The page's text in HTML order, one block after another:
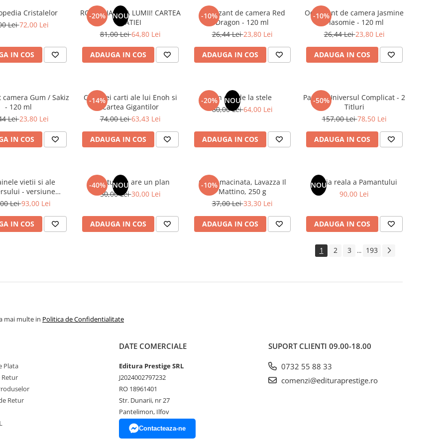
Cristalelor
Lei72,00 Lei
IN COS
-20% NOU
ROMANIA, AXA LUMII! CARTEA
NATIEI
81,00 Lei64,80 Lei
ADAUGA IN COS
-10%
Odorizant de camera Red
Dragon - 120 ml
26,44 Lei23,80 Lei
ADAUGA IN COS
-10%
Odorizant de camera Jasmine
/ Iasomie - 120 ml
26,44 Lei23,80 Lei
ADAUGA IN COS
Gum / Sakiz
- 120 ml
Lei23,80 Lei
IN COS
-14%
Cele trei carti ale lui Enoh si
Cartea Gigantilor
74,00 Lei63,43 Lei
ADAUGA IN COS
-20% NOU
Un dar de la stele
80,00 Lei64,00 Lei
ADAUGA IN COS
-50%
Pachet Universul Complicat - 2
Titluri
157,00 Lei78,50 Lei
ADAUGA IN COS
vietii si ale
- versiune
1939. Volumele I-
Lei93,00 Lei
IN COS
-40% NOU
Sufletul tau are un plan
50,00 Lei30,00 Lei
ADAUGA IN COS
-10%
Cafea macinata, Lavazza Il
Mattino, 250 g
37,00 Lei33,30 Lei
ADAUGA IN COS
NOU
Istoria reala a Pamantului
90,00 Lei
ADAUGA IN COS
1 2 3 ... 193
mai multe in Politica de Confidentialitate
Plata
Retur
Retur
DATE COMERCIALE
Editura Prestige SRL
J2024002797232
RO 18961401
Str. Dunarii, nr 27
Pantelimon, Ilfov
Contacteaza-ne
SUPORT CLIENTI 09.00-18.00
0732 55 88 33
comenzi@edituraprestige.ro